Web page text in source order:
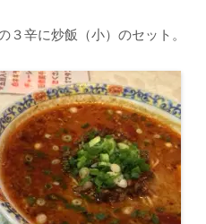
３辛に炒飯（小）のセット。